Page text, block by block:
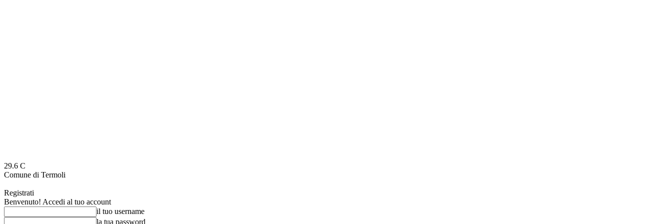
29.6 C
Comune di Termoli
Registrati
Benvenuto! Accedi al tuo account
il tuo username
la tua password